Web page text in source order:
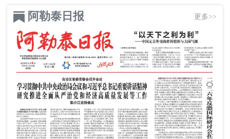
阿勒泰日报 更多>>